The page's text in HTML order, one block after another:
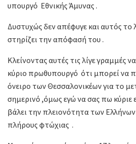
υπουργό Εθνικής Άμυνας .
Δυστυχώς δεν απέφυγε και αυτός το
στηρίζει την απόφασή του .
Κλείνοντας αυτές τις λίγε γραμμές
κύριο πρωθυπουργό ότι μπορεί να
όνειρο των Θεσσαλονικέων για το
σημερινό ,όμως εγώ να σας πω κύριε
βάλει την πλειονότητα των Ελλήνων
πλήρους φτώχιας .